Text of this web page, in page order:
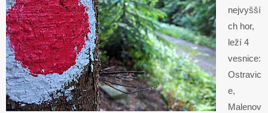
nejvyšší
ch hor,
leží 4
vesnice:
Ostravic
e,
Malenov